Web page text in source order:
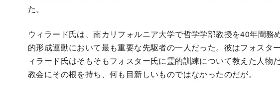
た。
ウィラード氏は、南カリフォルニア大学で哲学学部教授を40年間務
的形成運動において最も重要な先駆者の一人だった。彼はフォスタ
ィラード氏はそもそもフォスター氏に霊的訓練について教えた人物
教会にその根を持ち、何も目新しいものではなかったのだが。